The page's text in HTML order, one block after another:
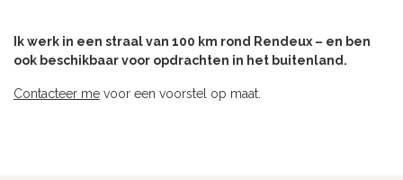
Ik werk in een straal van 100 km rond Rendeux – en ben
ook beschikbaar voor opdrachten in het buitenland.
Contacteer me voor een voorstel op maat.